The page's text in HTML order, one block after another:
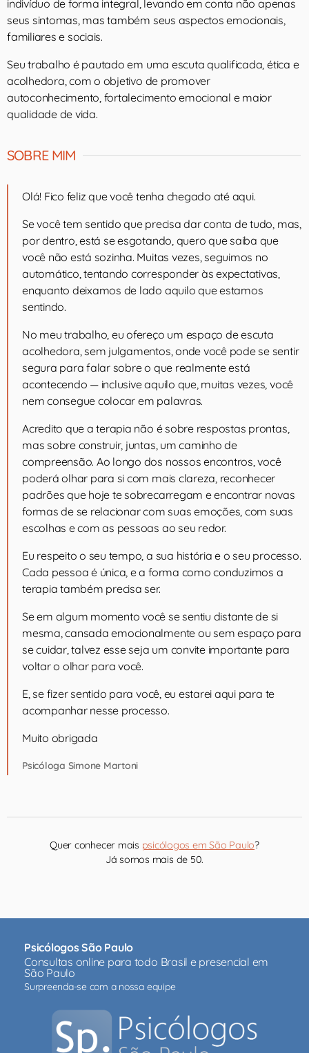
indivíduo de forma integral, levando em conta não apenas
seus sintomas, mas também seus aspectos emocionais,
familiares e sociais.
Seu trabalho é pautado em uma escuta qualificada, ética e
acolhedora, com o objetivo de promover
autoconhecimento, fortalecimento emocional e maior
qualidade de vida.
SOBRE MIM
Olá! Fico feliz que você tenha chegado até aqui.
Se você tem sentido que precisa dar conta de tudo, mas,
por dentro, está se esgotando, quero que saiba que
você não está sozinha. Muitas vezes, seguimos no
automático, tentando corresponder às expectativas,
enquanto deixamos de lado aquilo que estamos
sentindo.
No meu trabalho, eu ofereço um espaço de escuta
acolhedora, sem julgamentos, onde você pode se sentir
segura para falar sobre o que realmente está
acontecendo — inclusive aquilo que, muitas vezes, você
nem consegue colocar em palavras.
Acredito que a terapia não é sobre respostas prontas,
mas sobre construir, juntas, um caminho de
compreensão. Ao longo dos nossos encontros, você
poderá olhar para si com mais clareza, reconhecer
padrões que hoje te sobrecarregam e encontrar novas
formas de se relacionar com suas emoções, com suas
escolhas e com as pessoas ao seu redor.
Eu respeito o seu tempo, a sua história e o seu processo.
Cada pessoa é única, e a forma como conduzimos a
terapia também precisa ser.
Se em algum momento você se sentiu distante de si
mesma, cansada emocionalmente ou sem espaço para
se cuidar, talvez esse seja um convite importante para
voltar o olhar para você.
E, se fizer sentido para você, eu estarei aqui para te
acompanhar nesse processo.
Muito obrigada
Psicóloga Simone Martoni
Quer conhecer mais psicólogos em São Paulo?
Já somos mais de 50.
Psicólogos São Paulo
Consultas online para todo Brasil e presencial em
São Paulo
Surpreenda-se com a nossa equipe